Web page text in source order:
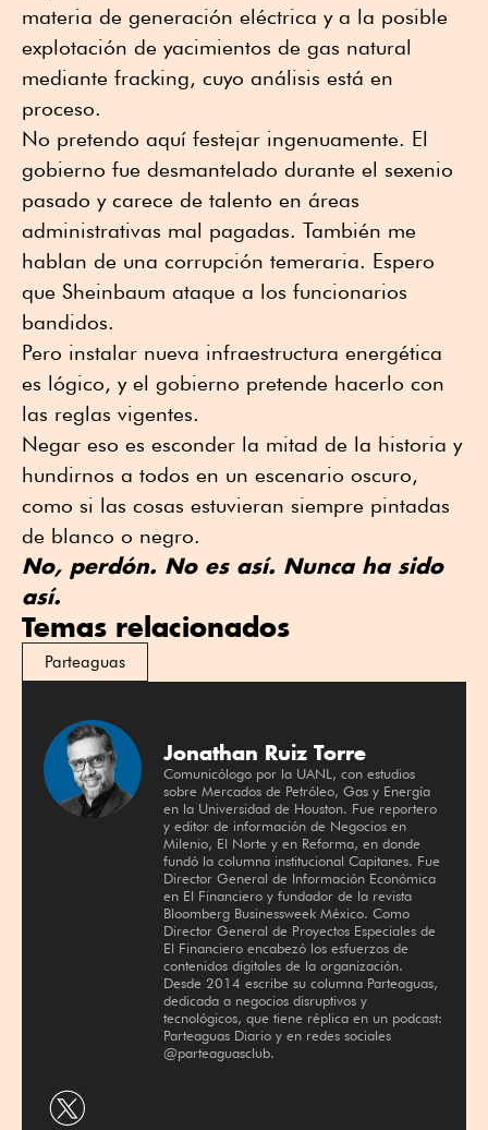
materia de generación eléctrica y a la posible
explotación de yacimientos de gas natural
mediante fracking, cuyo análisis está en
proceso.
No pretendo aquí festejar ingenuamente. El
gobierno fue desmantelado durante el sexenio
pasado y carece de talento en áreas
administrativas mal pagadas. También me
hablan de una corrupción temeraria. Espero
que Sheinbaum ataque a los funcionarios
bandidos.
Pero instalar nueva infraestructura energética
es lógico, y el gobierno pretende hacerlo con
las reglas vigentes.
Negar eso es esconder la mitad de la historia y
hundirnos a todos en un escenario oscuro,
como si las cosas estuvieran siempre pintadas
de blanco o negro.
No, perdón. No es así. Nunca ha sido
así.
Temas relacionados
Parteaguas
Jonathan Ruiz Torre
Comunicólogo por la UANL, con estudios
sobre Mercados de Petróleo, Gas y Energía
en la Universidad de Houston. Fue reportero
y editor de información de Negocios en
Milenio, El Norte y en Reforma, en donde
fundó la columna institucional Capitanes. Fue
Director General de Información Económica
en El Financiero y fundador de la revista
Bloomberg Businessweek México. Como
Director General de Proyectos Especiales de
El Financiero encabezó los esfuerzos de
contenidos digitales de la organización.
Desde 2014 escribe su columna Parteaguas,
dedicada a negocios disruptivos y
tecnológicos, que tiene réplica en un podcast:
Parteaguas Diario y en redes sociales
@parteaguasclub.
Compartir